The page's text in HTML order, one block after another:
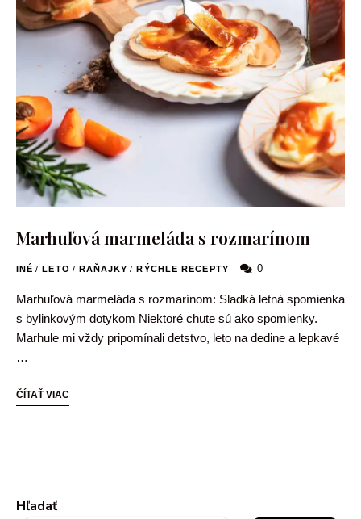
Marhuľová marmeláda s rozmarínom
INÉ / LETO / RAŇAJKY / RÝCHLE RECEPTY 0
Marhuľová marmeláda s rozmarínom: Sladká letná spomienka
s bylinkovým dotykom Niektoré chute sú ako spomienky.
Marhule mi vždy pripomínali detstvo, leto na dedine a lepkavé
…
ČÍTAŤ VIAC
Hľadať